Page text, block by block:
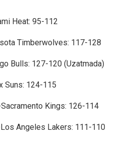
Heat: 95-112
Timberwolves: 117-128
Bulls: 127-120 (Uzatmada)
Suns: 124-115
Kings: 126-114
Angeles Lakers: 111-110